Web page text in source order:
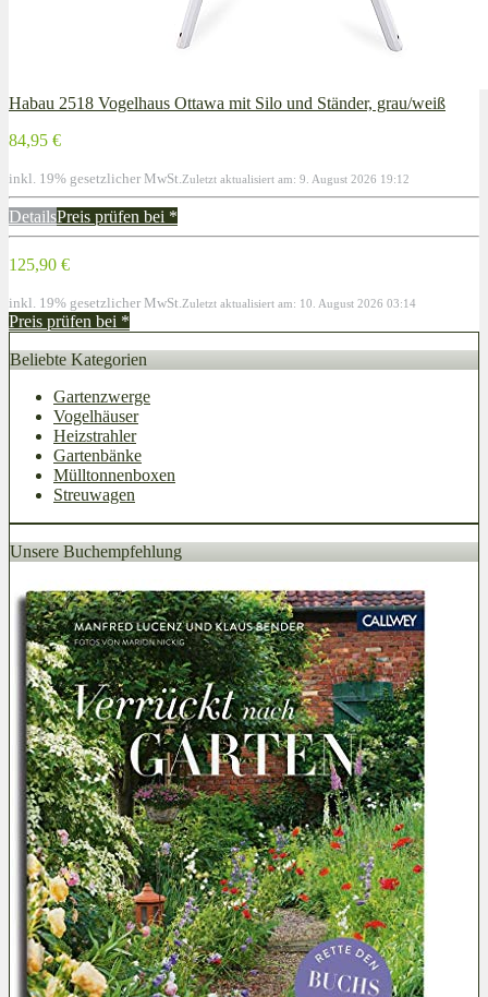
Habau 2518 Vogelhaus Ottawa mit Silo und Ständer, grau/weiß
84,95 €
inkl. 19% gesetzlicher MwSt. Zuletzt aktualisiert am: 9. August 2026 19:12
DetailsPreis prüfen bei *
125,90 €
inkl. 19% gesetzlicher MwSt. Zuletzt aktualisiert am: 10. August 2026 03:14
Preis prüfen bei *
Beliebte Kategorien
Gartenzwerge
Vogelhäuser
Heizstrahler
Gartenbänke
Mülltonnenboxen
Streuwagen
Unsere Buchempfehlung